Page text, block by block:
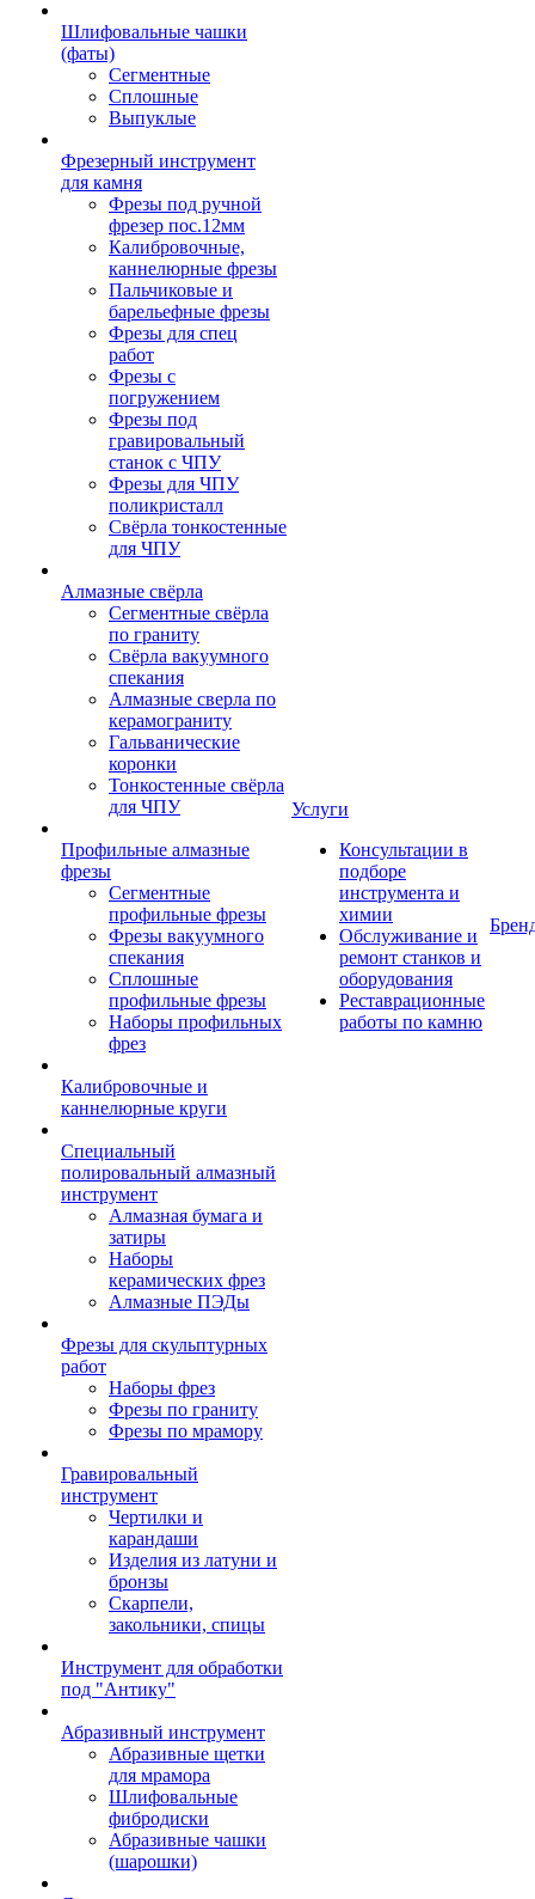
Шлифовальные чашки
(фаты)
Сегментные
Сплошные
Выпуклые
Фрезерный инструмент
для камня
Фрезы под ручной
фрезер пос.12мм
Калибровочные,
каннелюрные фрезы
Пальчиковые и
барельефные фрезы
Фрезы для спец
работ
Фрезы с
погружением
Фрезы под
гравировальный
станок с ЧПУ
Фрезы для ЧПУ
поликристалл
Свёрла тонкостенные
для ЧПУ
Алмазные свёрла
Сегментные свёрла
по граниту
Свёрла вакуумного
спекания
Алмазные сверла по
керамограниту
Гальванические
коронки
Тонкостенные свёрла
для ЧПУ
Профильные алмазные
фрезы
Сегментные
профильные фрезы
Фрезы вакуумного
спекания
Сплошные
профильные фрезы
Наборы профильных
фрез
Калибровочные и
каннелюрные круги
Специальный
полировальный алмазный
инструмент
Алмазная бумага и
затиры
Наборы
керамических фрез
Алмазные ПЭДы
Фрезы для скульптурных
работ
Наборы фрез
Фрезы по граниту
Фрезы по мрамору
Гравировальный
инструмент
Чертилки и
карандаши
Изделия из латуни и
бронзы
Скарпели,
закольники, спицы
Инструмент для обработки
под "Антику"
Абразивный инструмент
Абразивные щетки
для мрамора
Шлифовальные
фибродиски
Абразивные чашки
(шарошки)
Услуги
Консультации в
подборе
инструмента и
химии
Обслуживание и
ремонт станков и
оборудования
Реставрационные
работы по камню